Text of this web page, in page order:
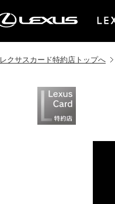
レクサスカード特約店トップへ